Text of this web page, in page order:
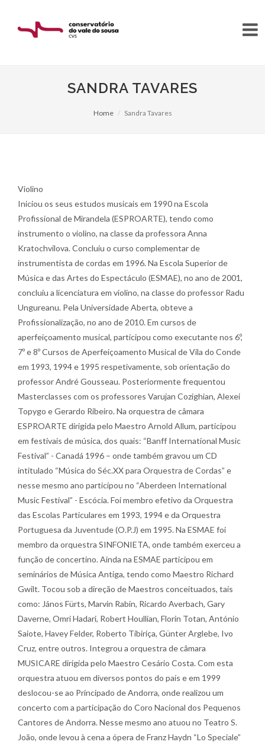
SANDRA TAVARES
Home Sandra Tavares
Violino
Iniciou os seus estudos musicais em 1990 na Escola
Profissional de Mirandela (ESPROARTE), tendo como
instrumento o violino, na classe da professora Anna
Kratochvilova. Concluiu o curso complementar de
instrumentista de cordas em 1996. Na Escola Superior de
Música e das Artes do Espectáculo (ESMAE), no ano de 2001,
concluiu a licenciatura em violino, na classe do professor Radu
Ungureanu. Pela Universidade Aberta, obteve a
Profissionalização, no ano de 2010. Em cursos de
aperfeiçoamento musical, participou como executante nos 6º,
7º e 8º Cursos de Aperfeiçoamento Musical de Vila do Conde
em 1993, 1994 e 1995 respetivamente, sob orientação do
professor André Gousseau. Posteriormente frequentou
Masterclasses com os professores Varujan Cozighian, Alexei
Topygo e Gerardo Ribeiro. Na orquestra de câmara
ESPROARTE dirigida pelo Maestro Arnold Allum, participou
em festivais de música, dos quais: “Banff International Music
Festival” - Canadá 1996 – onde também gravou um CD
intitulado “Música do Séc.XX para Orquestra de Cordas” e
nesse mesmo ano participou no “Aberdeen International
Music Festival” - Escócia. Foi membro efetivo da Orquestra
das Escolas Particulares em 1993, 1994 e da Orquestra
Portuguesa da Juventude (O.P.J) em 1995. Na ESMAE foi
membro da orquestra SINFONIETA, onde também exerceu a
função de concertino. Ainda na ESMAE participou em
seminários de Música Antiga, tendo como Maestro Richard
Gwilt. Tocou sob a direção de Maestros conceituados, tais
como: János Fürts, Marvin Rabin, Ricardo Averbach, Gary
Daverne, Omri Hadari, Robert Houllian, Florin Totan, António
Saiote, Havey Felder, Roberto Tibiriça, Günter Arglebe, Ivo
Cruz, entre outros. Integrou a orquestra de câmara
MUSICARE dirigida pelo Maestro Cesário Costa. Com esta
orquestra atuou em diversos pontos do país e em 1999
deslocou-se ao Principado de Andorra, onde realizou um
concerto com a participação do Coro Nacional dos Pequenos
Cantores de Andorra. Nesse mesmo ano atuou no Teatro S.
João, onde levou à cena a ópera de Franz Haydn “Lo Speciale”